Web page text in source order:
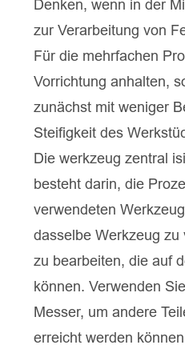
Denken, wenn in der
zur Verarbeitung von
Für die mehrfachen
Vorrichtung anhalten,
zunächst mit weniger
Steifigkeit des
Die werkzeug zentral
besteht darin, die
verwendeten
dasselbe Werkzeug zu
zu bearbeiten, die auf
können. Verwenden
Messer, um andere
erreicht werden